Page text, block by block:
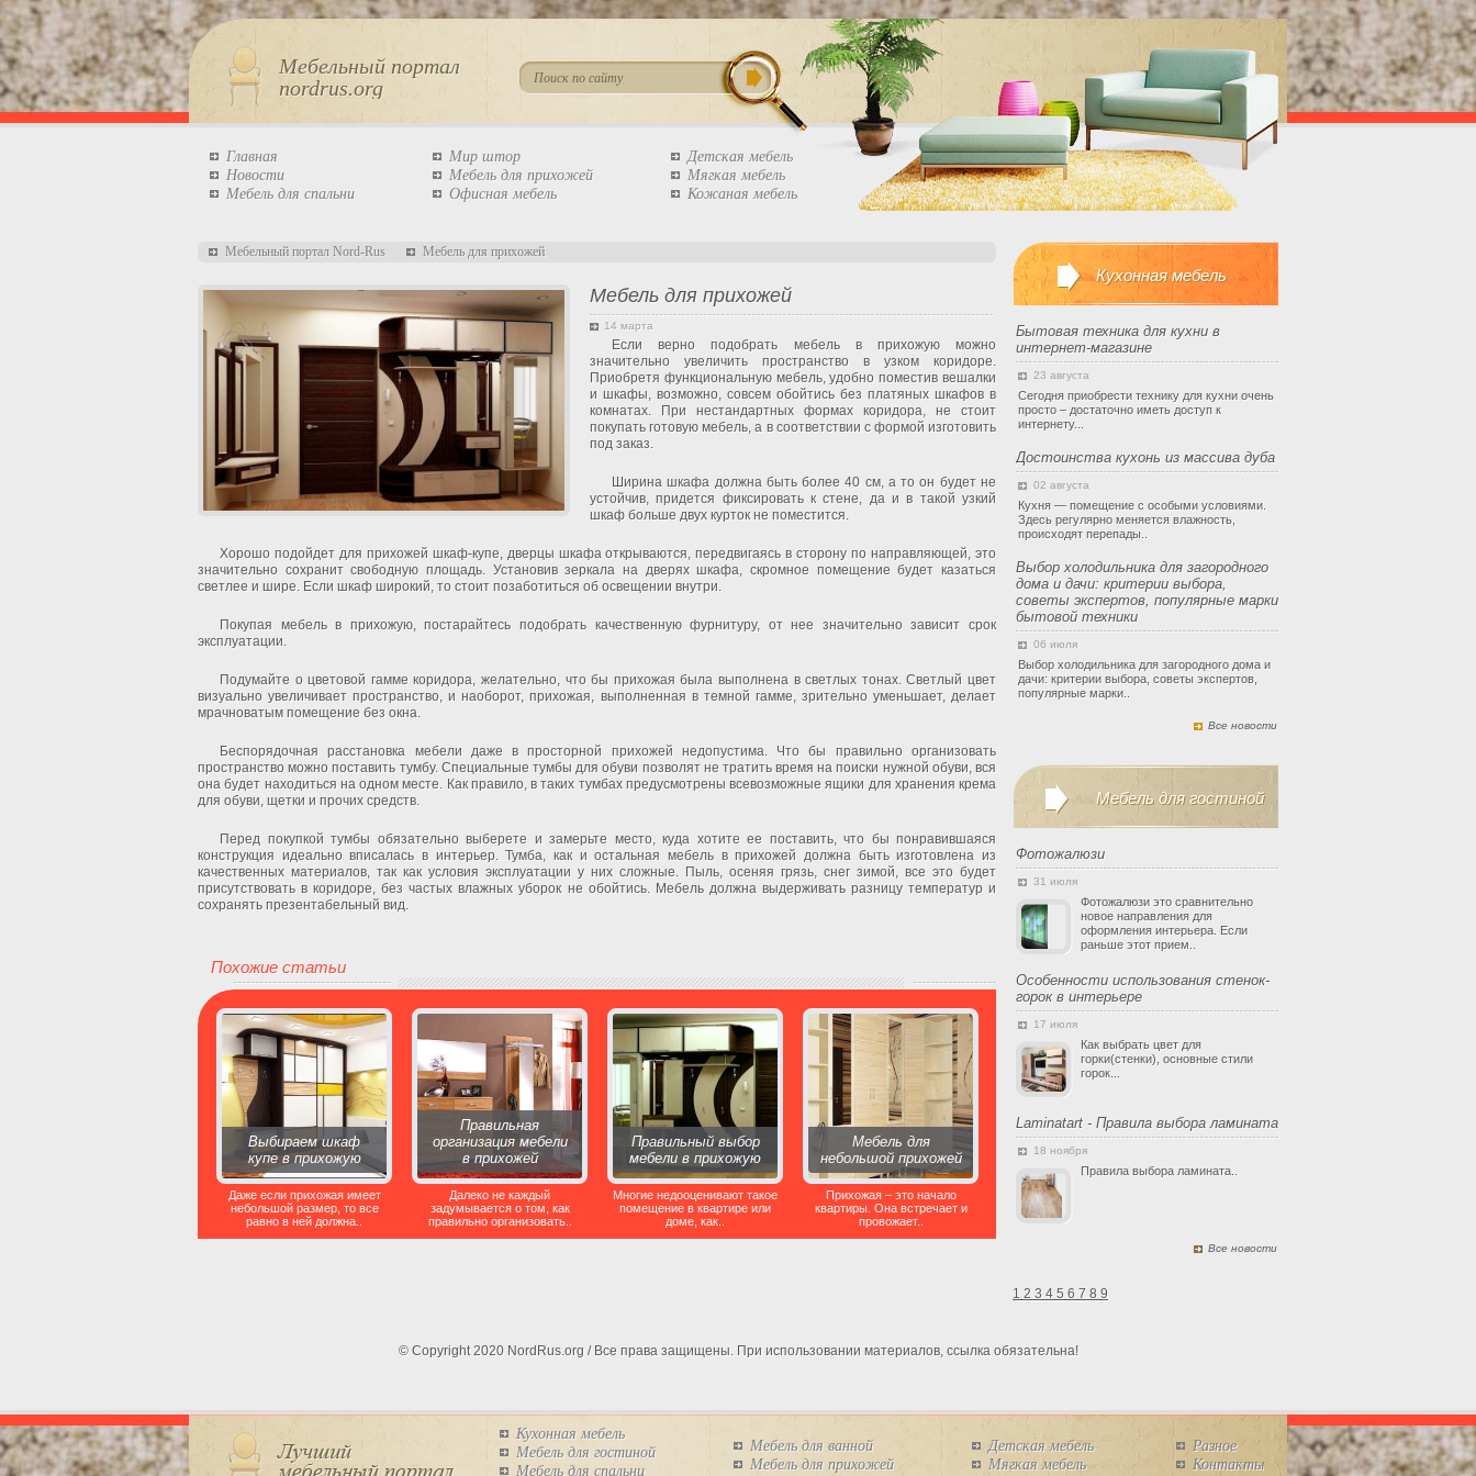
Мебельный портал
nordrus.org
Главная
Новости
Мебель для спальни
Мир штор
Мебель для прихожей
Офисная мебель
Детская мебель
Мягкая мебель
Кожаная мебель
Мебельный портал Nord-Rus Мебель для прихожей
Мебель для прихожей
14 марта
Если верно подобрать мебель в прихожую можно
значительно увеличить пространство в узком коридоре.
Приобретя функциональную мебель, удобно поместив вешалки
и шкафы, возможно, совсем обойтись без платяных шкафов в
комнатах. При нестандартных формах коридора, не стоит
покупать готовую мебель, а в соответствии с формой изготовить
под заказ.
Ширина шкафа должна быть более 40 см, а то он будет не
устойчив, придется фиксировать к стене, да и в такой узкий
шкаф больше двух курток не поместится.
Хорошо подойдет для прихожей шкаф-купе, дверцы шкафа открываются, передвигаясь в сторону по направляющей, это
значительно сохранит свободную площадь. Установив зеркала на дверях шкафа, скромное помещение будет казаться
светлее и шире. Если шкаф широкий, то стоит позаботиться об освещении внутри.
Покупая мебель в прихожую, постарайтесь подобрать качественную фурнитуру, от нее значительно зависит срок
эксплуатации.
Подумайте о цветовой гамме коридора, желательно, что бы прихожая была выполнена в светлых тонах. Светлый цвет
визуально увеличивает пространство, и наоборот, прихожая, выполненная в темной гамме, зрительно уменьшает, делает
мрачноватым помещение без окна.
Беспорядочная расстановка мебели даже в просторной прихожей недопустима. Что бы правильно организовать
пространство можно поставить тумбу. Специальные тумбы для обуви позволят не тратить время на поиски нужной обуви, вся
она будет находиться на одном месте. Как правило, в таких тумбах предусмотрены всевозможные ящики для хранения крема
для обуви, щетки и прочих средств.
Перед покупкой тумбы обязательно выберете и замерьте место, куда хотите ее поставить, что бы понравившаяся
конструкция идеально вписалась в интерьер. Тумба, как и остальная мебель в прихожей должна быть изготовлена из
качественных материалов, так как условия эксплуатации у них сложные. Пыль, осеняя грязь, снег зимой, все это будет
присутствовать в коридоре, без частых влажных уборок не обойтись. Мебель должна выдерживать разницу температур и
сохранять презентабельный вид.
Похожие статьи
Выбираем шкаф
купе в прихожую
Даже если прихожая имеет
небольшой размер, то все
равно в ней должна..
Правильная
организация мебели
в прихожей
Далеко не каждый
задумывается о том, как
правильно организовать..
Правильный выбор
мебели в прихожую
Многие недооценивают такое
помещение в квартире или
доме, как..
Мебель для
небольшой прихожей
Прихожая – это начало
квартиры. Она встречает и
провожает..
Кухонная мебель
Бытовая техника для кухни в
интернет-магазине
23 августа
Сегодня приобрести технику для кухни очень
просто – достаточно иметь доступ к
интернету...
Достоинства кухонь из массива дуба
02 августа
Кухня — помещение с особыми условиями.
Здесь регулярно меняется влажность,
происходят перепады..
Выбор холодильника для загородного
дома и дачи: критерии выбора,
советы экспертов, популярные марки
бытовой техники
06 июля
Выбор холодильника для загородного дома и
дачи: критерии выбора, советы экспертов,
популярные марки..
Все новости
Мебель для гостиной
Фотожалюзи
31 июля
Фотожалюзи это сравнительно
новое направления для
оформления интерьера. Если
раньше этот прием..
Особенности использования стенок-
горок в интерьере
17 июля
Как выбрать цвет для
горки(стенки), основные стили
горок...
Laminatart - Правила выбора ламината
18 ноября
Правила выбора ламината..
Все новости
1 2 3 4 5 6 7 8 9
© Copyright 2020 NordRus.org / Все права защищены. При использовании материалов, ссылка обязательна!
Кухонная мебель
Мебель для гостиной
Мебель для спальни
Мебель для ванной
Мебель для прихожей
Детская мебель
Мягкая мебель
Разное
Контакты